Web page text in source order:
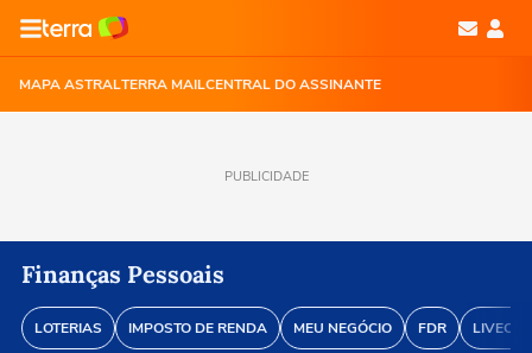
MAPA ASTRALTERRA MAILCENTRAL DO ASSINANTE
PUBLICIDADE
Finanças Pessoais
LOTERIAS IMPOSTO DE RENDA MEU NEGÓCIO FDR